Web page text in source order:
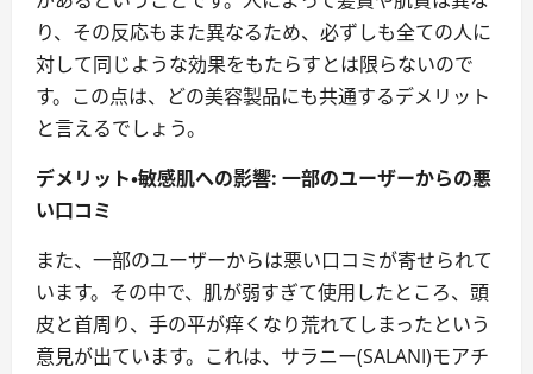
り、その反応もまた異なるため、必ずしも全ての人に
対して同じような効果をもたらすとは限らないので
す。この点は、どの美容製品にも共通するデメリット
と言えるでしょう。
デメリット・敏感肌への影響: 一部のユーザーからの悪
い口コミ
また、一部のユーザーからは悪い口コミが寄せられて
います。その中で、肌が弱すぎて使用したところ、頭
皮と首周り、手の平が痒くなり荒れてしまったという
意見が出ています。これは、サラニー(SALANI)モアチ